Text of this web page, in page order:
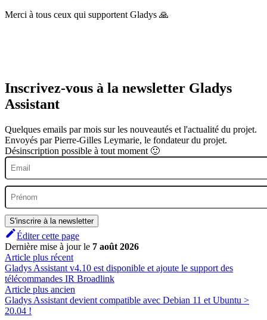
Merci à tous ceux qui supportent Gladys 🙏
Inscrivez-vous à la newsletter Gladys
Assistant
Quelques emails par mois sur les nouveautés et l'actualité du projet.
Envoyés par Pierre-Gilles Leymarie, le fondateur du projet.
Désinscription possible à tout moment 🙂
S'inscrire à la newsletter
Éditer cette page
Dernière mise à jourle 7 août 2026
Article plus récent
Gladys Assistant v4.10 est disponible et ajoute le support des
télécommandes IR Broadlink
Article plus ancien
Gladys Assistant devient compatible avec Debian 11 et Ubuntu >
20.04 !